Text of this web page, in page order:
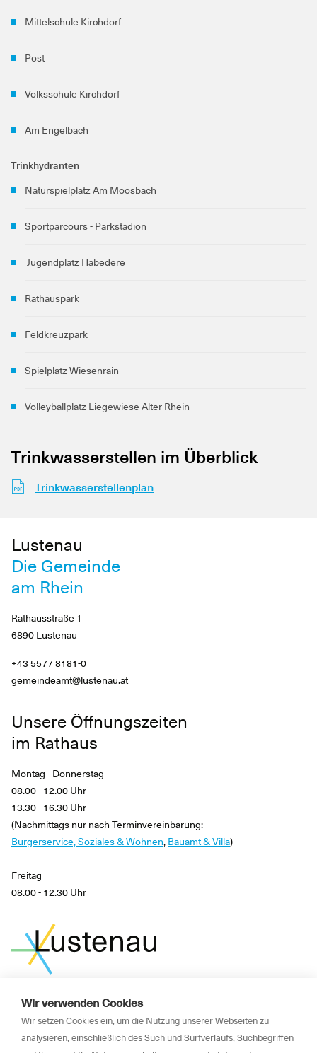
Wir verwenden Cookies
Wir setzen Cookies ein, um die Nutzung unserer Webseiten zu
analysieren, einschließlich des Such und Surfverlaufs, Suchbegriffen
Mittelschule Kirchdorf
Post
Volksschule Kirchdorf
Am Engelbach
Trinkhydranten
Naturspielplatz Am Moosbach
Sportparcours - Parkstadion
Jugendplatz Habedere
Rathauspark
Feldkreuzpark
Spielplatz Wiesenrain
Volleyballplatz Liegewiese Alter Rhein
Trinkwasserstellen im Überblick
Trinkwasserstellenplan
Lustenau
Die Gemeinde
am Rhein
Rathausstraße 1
6890 Lustenau
+43 5577 8181-0
gemeindeamt@lustenau.at
Unsere Öffnungszeiten
im Rathaus
Montag - Donnerstag
08.00 - 12.00 Uhr
13.30 - 16.30 Uhr
(Nachmittags nur nach Terminvereinbarung:
Bürgerservice, Soziales & Wohnen, Bauamt & Villa)
Freitag
08.00 - 12.30 Uhr
News
Newsletter